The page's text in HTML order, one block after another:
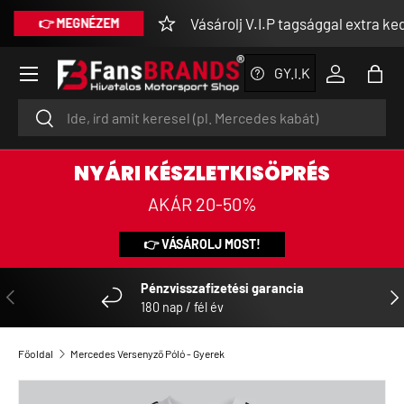
UGRÁS A TARTALOMRA
👉 MEGNÉZEM Vásárolj V.I.P tagsággal extra
Keresés
Keresés
GY.I.K
Menü
NYÁRI KÉSZLETKISÖPRÉS
AKÁR 20-50%
👉 VÁSÁROLJ MOST!
ELŐZŐ
Pénzvisszafizetési garancia
180 nap / fél év
Főoldal Mercedes Versenyző Póló - Gyerek